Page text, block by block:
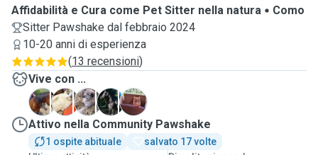
Affidabilità e Cura come Pet Sitter nella natura
Como
Sitter Pawshake dal febbraio 2024
10-20 anni di esperienza
(13 recensioni)
Vive con ...
F
K N O
P
Attivo nella Community Pawshake
1 ospite abituale
salvato 17 volte